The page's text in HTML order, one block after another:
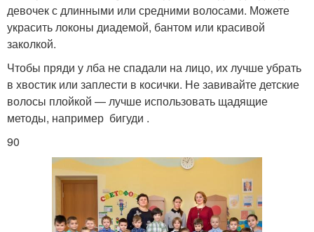
Прическа для праздника Прически в школу
Быстрые прически Прически с бантами
девочек с длинными или средними волосами. Можете
украсить локоны диадемой, бантом или красивой
заколкой.
Чтобы пряди у лба не спадали на лицо, их лучше убрать
в хвостик или заплести в косички. Не завивайте детские
волосы плойкой — лучше использовать щадящие
методы, например бигуди .
90